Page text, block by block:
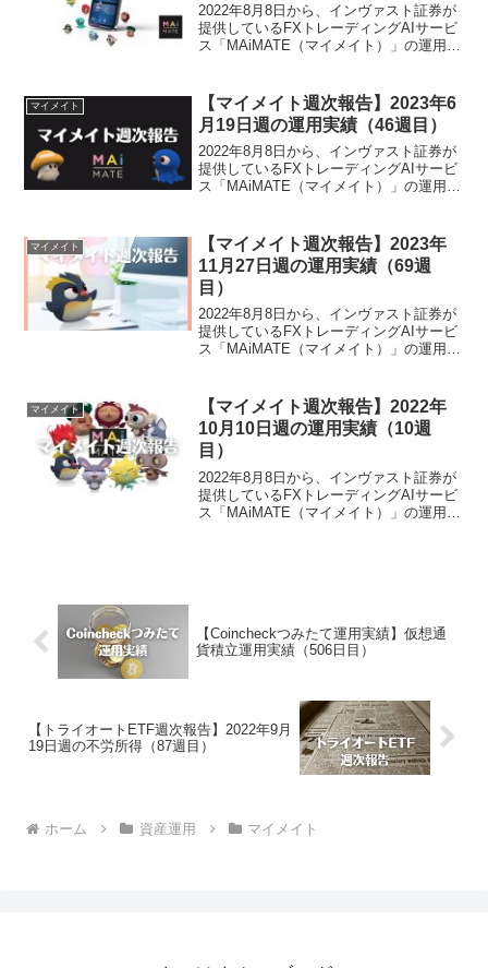
2022年8月8日から、インヴァスト証券が
提供しているFXトレーディングAIサービ
ス「MAiMATE（マイメイト）」の運用を
いました。マイメイト運用実績（2...
マイメイト
【マイメイト週次報告】2023年6
月19日週の運用実績（46週目）
2022年8月8日から、インヴァスト証券が
提供しているFXトレーディングAIサービ
ス「MAiMATE（マイメイト）」の運用を
いました。マイメイト運用実績（4...
マイメイト
【マイメイト週次報告】2023年
11月27日週の運用実績（69週
目）
2022年8月8日から、インヴァスト証券が
提供しているFXトレーディングAIサービ
ス「MAiMATE（マイメイト）」の運用を
ざいました。マイメイト運用実績...
マイメイト
【マイメイト週次報告】2022年
10月10日週の運用実績（10週
目）
2022年8月8日から、インヴァスト証券が
提供しているFXトレーディングAIサービ
ス「MAiMATE（マイメイト）」の運用を
【Coincheckつみたて運用実績】仮想通
貨積立運用実績（506日目）
【トライオートETF週次報告】2022年9月
19日週の不労所得（87週目）
ホーム 資産運用 マイメイト